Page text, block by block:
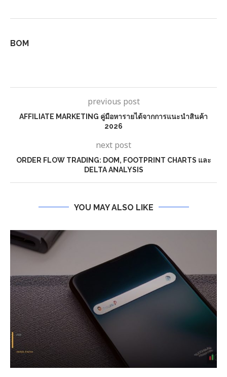
BOM
previous post
AFFILIATE MARKETING คู่มือหารายได้จากการแนะนำสินค้า
2026
next post
ORDER FLOW TRADING: DOM, FOOTPRINT CHARTS และ
DELTA ANALYSIS
YOU MAY ALSO LIKE